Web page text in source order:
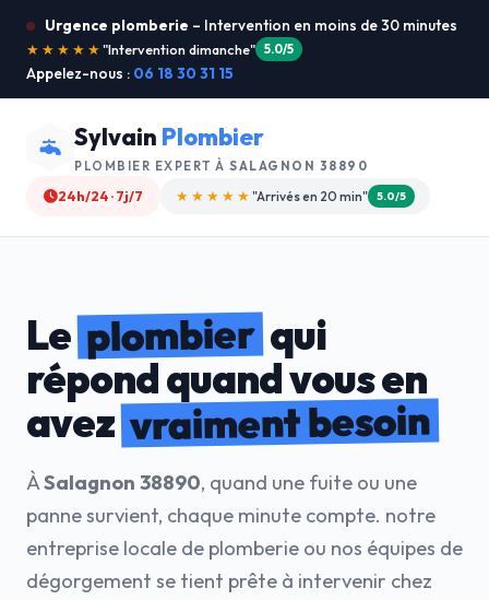
Urgence plomberie – Intervention en moins de 30 minutes
★★★★★"Je recommande !" 4.9/5
Appelez-nous : 06 18 30 31 15
Sylvain Plombier
PLOMBIER EXPERT À SALAGNON 38890
24h/24 · 7j/7 ★★★★☆ "Devis gratuit" 4.8/5
Leplombierqui
répond quand vous en
avezvraiment besoin
ÀSalagnon 38890, quand une fuite ou une
panne survient, chaque minute compte. notre
entreprise locale de plomberie ou nos équipes de
dégorgement se tient prête à intervenir chez